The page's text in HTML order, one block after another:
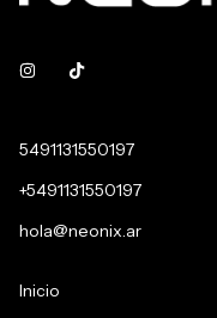
5491131550197
+5491131550197
hola@neonix.ar
Inicio